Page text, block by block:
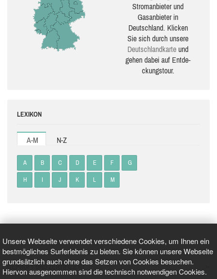
Unsere Webseite verwendet verschiedene Cookies, um Ihnen ein
bestmögliches Surferlebnis zu bieten. Sie können unsere Webseite
grundsätzlich auch ohne das Setzen von Cookies besuchen.
Hiervon ausgenommen sind die technisch notwendigen Cookies.
Stromanbieter und
Gasanbieter in
Deutschland. Klicken
Sie sich durch unsere
Deutsch­land­karte und
gehen dabei auf Ent­de­
ckungs­tour.
LEXIKON
A-M N-Z
A B C D E F G
H I J K L M
GEPRÜFT UND ZERTIFIZIERT